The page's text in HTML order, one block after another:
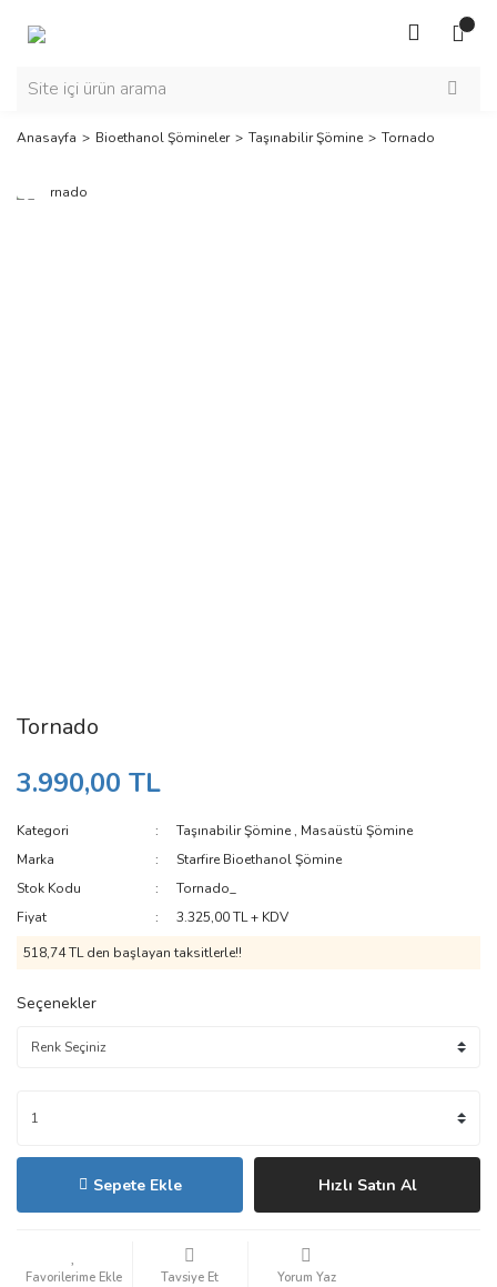
Anasayfa Bioethanol Şömineler Taşınabilir Şömine Tornado
Tornado
3.990,00 TL
Kategori Taşınabilir Şömine , Masaüstü Şömine
Marka
Starfire Bioethanol Şömine
Stok Kodu
Tornado_
Fiyat
3.325,00 TL + KDV
518,74 TL den başlayan taksitlerle!!
Seçenekler
Sepete Ekle Hızlı Satın Al
Tavsiye Et Yorum Yaz